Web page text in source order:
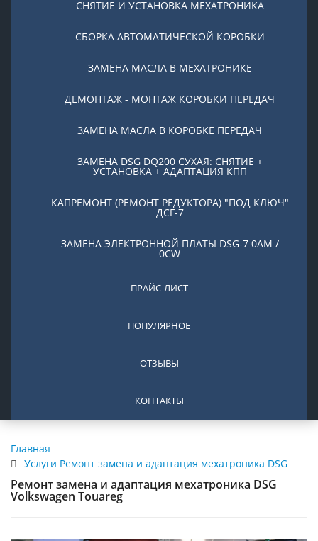
СНЯТИЕ И УСТАНОВКА МЕХАТРОНИКА
СБОРКА АВТОМАТИЧЕСКОЙ КОРОБКИ
ЗАМЕНА МАСЛА В МЕХАТРОНИКЕ
ДЕМОНТАЖ - МОНТАЖ КОРОБКИ ПЕРЕДАЧ
ЗАМЕНА МАСЛА В КОРОБКЕ ПЕРЕДАЧ
ЗАМЕНА DSG DQ200 СУХАЯ: СНЯТИЕ +
УСТАНОВКА + АДАПТАЦИЯ КПП
КАПРЕМОНТ (РЕМОНТ РЕДУКТОРА) "ПОД КЛЮЧ"
ДСГ-7
ЗАМЕНА ЭЛЕКТРОННОЙ ПЛАТЫ DSG-7 0AM /
0CW
ПРАЙС-ЛИСТ
ПОПУЛЯРНОЕ
ОТЗЫВЫ
КОНТАКТЫ
Главная
Услуги Ремонт замена и адаптация мехатроника DSG
Ремонт замена и адаптация мехатроника DSG
Volkswagen Touareg